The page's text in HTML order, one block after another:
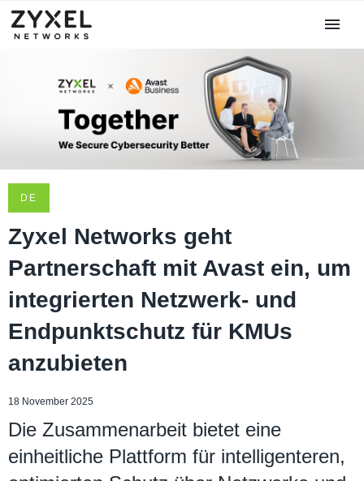
DE
Zyxel Networks geht
Partnerschaft mit Avast ein, um
integrierten Netzwerk- und
Endpunktschutz für KMUs
anzubieten
18 November 2025
Die Zusammenarbeit bietet eine
einheitliche Plattform für intelligenteren,